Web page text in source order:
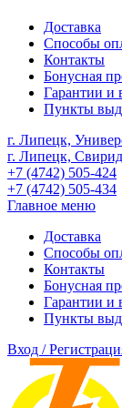
Доставка
Способы
Контакты
Бонусная
Гарантии и
Пункты
г. Липецк,
г. Липецк,
+7 (4742) 505-424
+7 (4742) 505-434
Главное меню
Доставка
Способы
Контакты
Бонусная
Гарантии и
Пункты
Вход /